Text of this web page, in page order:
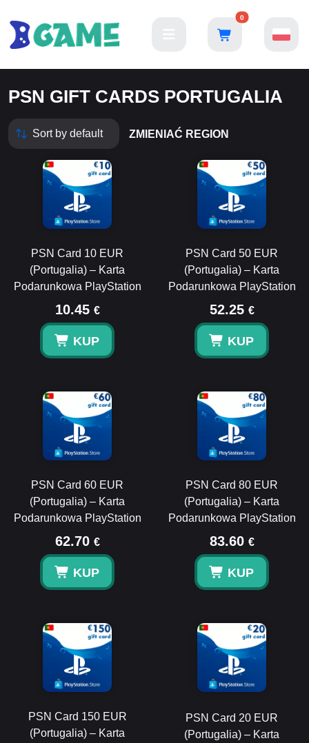
0
PSN GIFT CARDS PORTUGALIA
ZMIENIAĆ REGION
PSN Card 10 EUR
(Portugalia) – Karta
Podarunkowa PlayStation
10.45 €
KUP
PSN Card 50 EUR
(Portugalia) – Karta
Podarunkowa PlayStation
52.25 €
KUP
PSN Card 60 EUR
(Portugalia) – Karta
Podarunkowa PlayStation
62.70 €
KUP
PSN Card 80 EUR
(Portugalia) – Karta
Podarunkowa PlayStation
83.60 €
KUP
PSN Card 150 EUR
(Portugalia) – Karta
PSN Card 20 EUR
(Portugalia) – Karta